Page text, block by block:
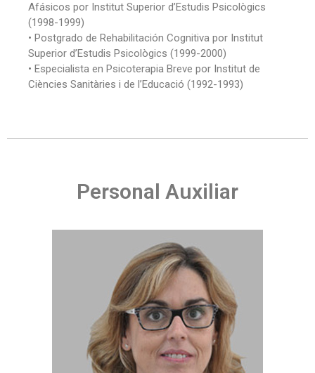
Afásicos por Institut Superior d’Estudis Psicològics
(1998-1999)
• Postgrado de Rehabilitación Cognitiva por Institut
Superior d’Estudis Psicològics (1999-2000)
• Especialista en Psicoterapia Breve por Institut de
Ciències Sanitàries i de l’Educació (1992-1993)
Personal Auxiliar